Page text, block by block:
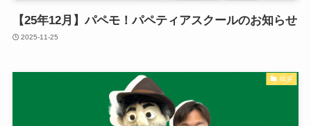
【25年12月】パペモ！パペティアスクールのお知らせ
2025-11-25
操演